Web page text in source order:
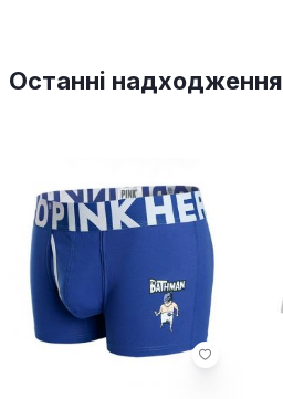
Останні надходження